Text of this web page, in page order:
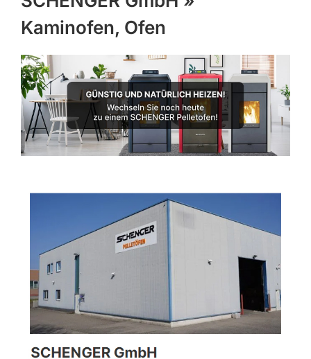
PROFIL
WARENKORB
PRODUCTS
SEARCH
Kaminofen, Ofen